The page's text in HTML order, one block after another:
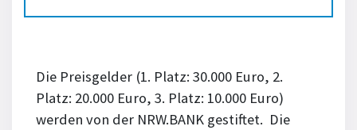
Die Preisgelder (1. Platz: 30.000 Euro, 2.
Platz: 20.000 Euro, 3. Platz: 10.000 Euro)
werden von der NRW.BANK gestiftet. Die